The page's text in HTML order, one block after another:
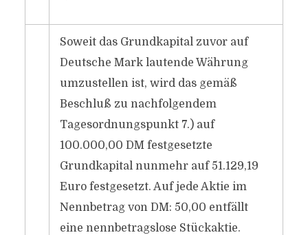
Soweit das Grundkapital zuvor auf
Deutsche Mark lautende Währung
umzustellen ist, wird das gemäß
Beschluß zu nachfolgendem
Tagesordnungspunkt 7.) auf
100.000,00 DM festgesetzte
Grundkapital nunmehr auf 51.129,19
Euro festgesetzt. Auf jede Aktie im
Nennbetrag von DM: 50,00 entfällt
eine nennbetragslose Stückaktie.